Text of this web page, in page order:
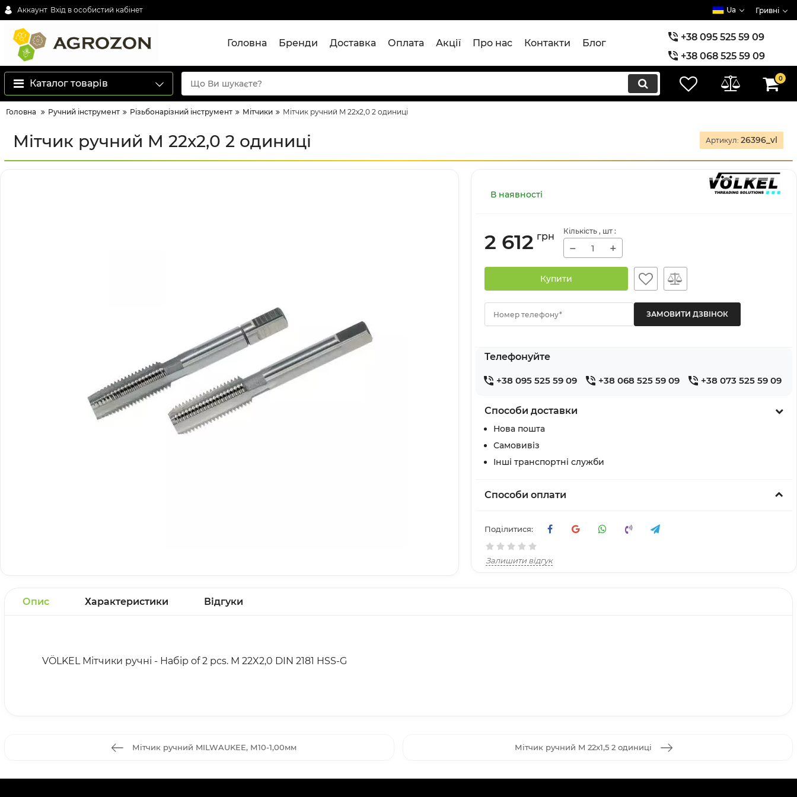
Аккаунт Вхід в особистий кабінет Ua Гривні
Головна Бренди Доставка Оплата Акції Про нас Контакти Блог
+38 095 525 59 09
+38 068 525 59 09
+38 073 525 59 09
Каталог товарів 0
Головна Ручний інструмент Різьбонарізний інструмент Мітчики Мітчик ручний M 22x2,0 2 одиниці
Мітчик ручний M 22x2,0 2 одиниці Артикул: 26396_vl
В наявності
2 612 грн Кількість , шт :
− +
Купити
Номер телефону*
Телефонуйте
+38 095 525 59 09 +38 068 525 59 09 +38 073 525 59 09
Способи доставки
Нова пошта
Самовивіз
Інші транспортні служби
Способи оплати
Поділитися:
Залишити відгук
Опис Характеристики Відгуки
VÖLKEL Мітчики ручні - Набір of 2 pcs. M 22X2,0 DIN 2181 HSS-G
Мітчик ручний MILWAUKEE, М10-1,00мм Мітчик ручний M 22x1,5 2 одиниці